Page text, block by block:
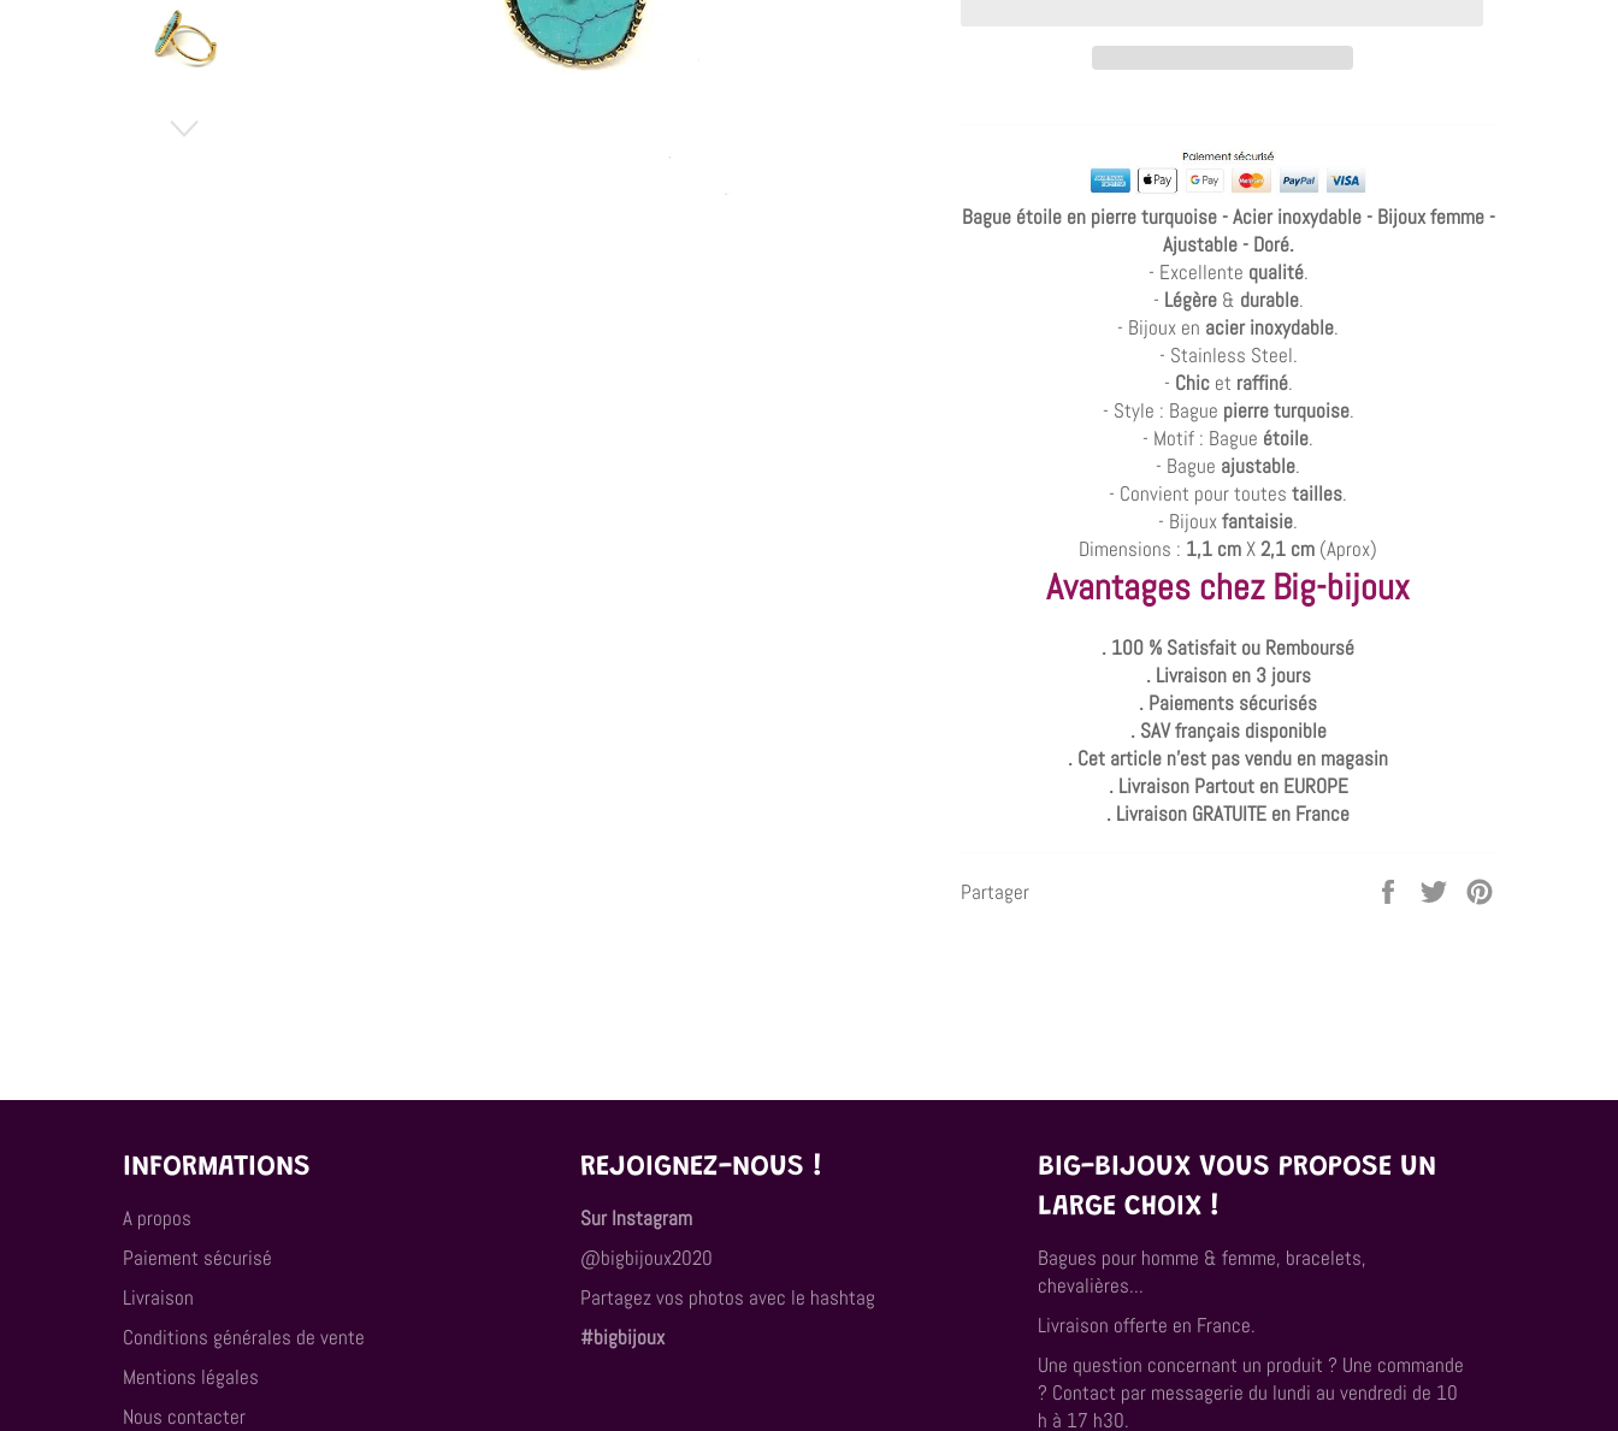
Bague étoile en pierre turquoise - Acier inoxydable - Bijoux femme -
Ajustable - Doré.
- Excellente qualité.
- Légère& durable.
- Bijoux en acier inoxydable.
- Stainless Steel.
- Chicet raffiné.
- Style : Bague pierre turquoise.
- Motif : Bague étoile.
- Bague ajustable.
- Convient pour toutes tailles.
- Bijouxfantaisie.
Dimensions : 1,1 cmX2,1 cm (Aprox)
Avantages chez Big-bijoux
. 100 % Satisfait ou Remboursé
. Livraison en 3 jours
. Paiements sécurisés
. SAV français disponible
. Cet article n'est pas vendu en magasin
. Livraison Partout en EUROPE
. Livraison GRATUITE en France
Partager
PartagerTweeter
INFORMATIONS
A propos
Paiement sécurisé
Livraison
Conditions générales de vente
Mentions légales
Nous contacter
REJOIGNEZ-NOUS !
Sur Instagram
@bigbijoux2020
Partagez vos photos avec le hashtag
#bigbijoux
BIG-BIJOUX VOUS PROPOSE UN
LARGE CHOIX !
Bagues pour homme & femme, bracelets,
chevalières...
Livraison offerte en France.
Une question concernant un produit ? Une commande
? Contact par messagerie du lundi au vendredi de 10
h à 17 h30.